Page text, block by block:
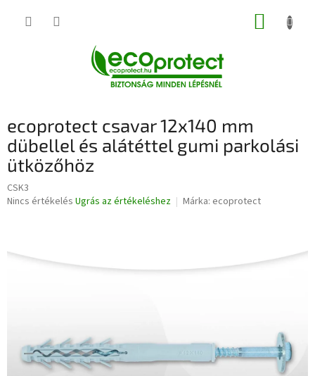
KOSÁR
ecoprotect csavar 12x140 mm
dübellel és alátéttel gumi parkolási
ütközőhöz
CSK3
A
5-
Nincs értékelés Ugrás az értékeléshez Márka: ecoprotect